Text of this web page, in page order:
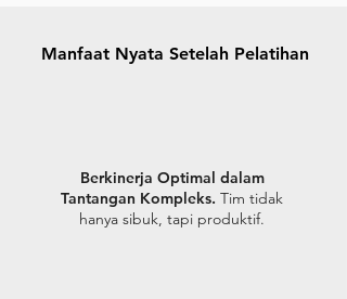
Manfaat Nyata Setelah Pelatihan
Berkinerja Optimal dalam
Tantangan Kompleks. Tim tidak
hanya sibuk, tapi produktif.